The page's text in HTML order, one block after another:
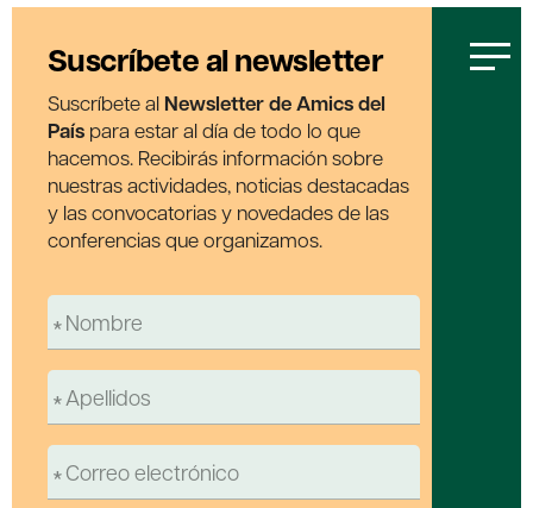
Suscríbete al newsletter
Suscríbete al Newsletter de Amics del
País para estar al día de todo lo que
hacemos. Recibirás información sobre
nuestras actividades, noticias destacadas
y las convocatorias y novedades de las
conferencias que organizamos.